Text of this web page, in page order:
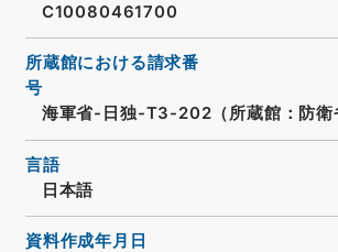
C10080461700
所蔵館における請求番
号
海軍省-日独-T3-202（所蔵館：防衛
言語
日本語
資料作成年月日